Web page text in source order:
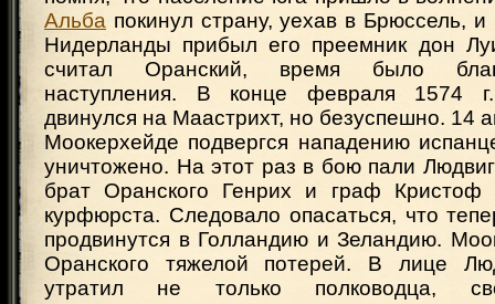
Альба покинул страну, уехав в Брюссель,
Нидерланды прибыл его преемник дон
считал Оранский, время было
наступления. В конце февраля 1574
двинулся на Маастрихт, но безуспешно. 14
Моокерхейде подвергся нападению
уничтожено. На этот раз в бою пали
брат Оранского Генрих и граф Кристоф
курфюрста. Следовало опасаться, что
продвинутся в Голландию и Зеландию.
Оранского тяжелой потерей. В лице
утратил не только полководца,